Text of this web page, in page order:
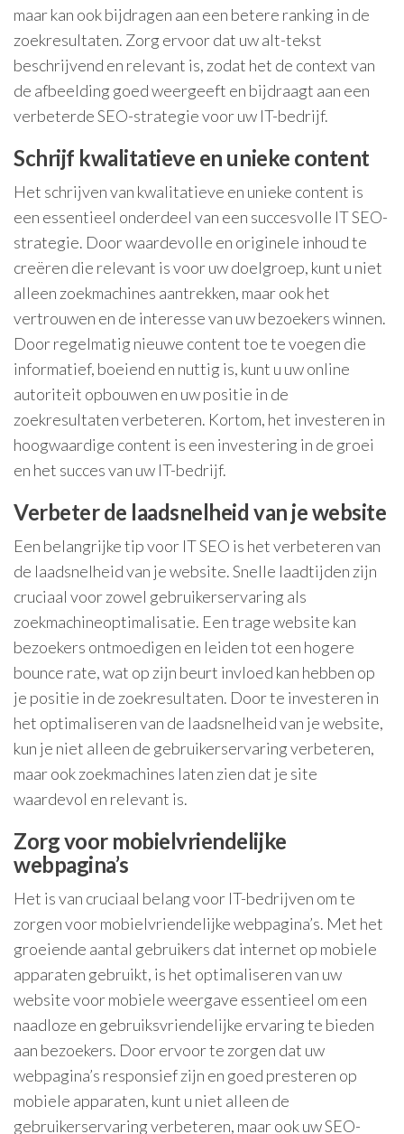
maar kan ook bijdragen aan een betere ranking in de
zoekresultaten. Zorg ervoor dat uw alt-tekst
beschrijvend en relevant is, zodat het de context van
de afbeelding goed weergeeft en bijdraagt aan een
verbeterde SEO-strategie voor uw IT-bedrijf.
Schrijf kwalitatieve en unieke content
Het schrijven van kwalitatieve en unieke content is
een essentieel onderdeel van een succesvolle IT SEO-
strategie. Door waardevolle en originele inhoud te
creëren die relevant is voor uw doelgroep, kunt u niet
alleen zoekmachines aantrekken, maar ook het
vertrouwen en de interesse van uw bezoekers winnen.
Door regelmatig nieuwe content toe te voegen die
informatief, boeiend en nuttig is, kunt u uw online
autoriteit opbouwen en uw positie in de
zoekresultaten verbeteren. Kortom, het investeren in
hoogwaardige content is een investering in de groei
en het succes van uw IT-bedrijf.
Verbeter de laadsnelheid van je website
Een belangrijke tip voor IT SEO is het verbeteren van
de laadsnelheid van je website. Snelle laadtijden zijn
cruciaal voor zowel gebruikerservaring als
zoekmachineoptimalisatie. Een trage website kan
bezoekers ontmoedigen en leiden tot een hogere
bounce rate, wat op zijn beurt invloed kan hebben op
je positie in de zoekresultaten. Door te investeren in
het optimaliseren van de laadsnelheid van je website,
kun je niet alleen de gebruikerservaring verbeteren,
maar ook zoekmachines laten zien dat je site
waardevol en relevant is.
Zorg voor mobielvriendelijke
webpagina’s
Het is van cruciaal belang voor IT-bedrijven om te
zorgen voor mobielvriendelijke webpagina’s. Met het
groeiende aantal gebruikers dat internet op mobiele
apparaten gebruikt, is het optimaliseren van uw
website voor mobiele weergave essentieel om een
naadloze en gebruiksvriendelijke ervaring te bieden
aan bezoekers. Door ervoor te zorgen dat uw
webpagina’s responsief zijn en goed presteren op
mobiele apparaten, kunt u niet alleen de
gebruikerservaring verbeteren, maar ook uw SEO-